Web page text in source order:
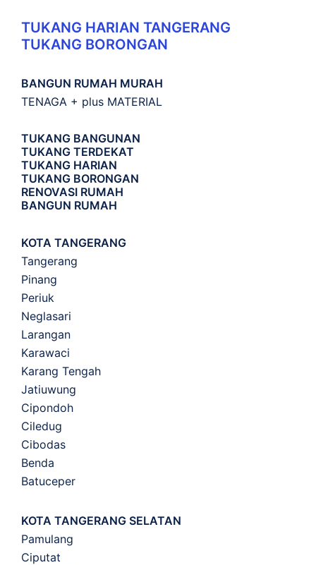
TUKANG HARIAN TANGERANG
TUKANG BORONGAN
BANGUN RUMAH MURAH
TENAGA + plus MATERIAL
TUKANG BANGUNAN
TUKANG TERDEKAT
TUKANG HARIAN
TUKANG BORONGAN
RENOVASI RUMAH
BANGUN RUMAH
KOTA TANGERANG
Tangerang
Pinang
Periuk
Neglasari
Larangan
Karawaci
Karang Tengah
Jatiuwung
Cipondoh
Ciledug
Cibodas
Benda
Batuceper
KOTA TANGERANG SELATAN
Pamulang
Ciputat